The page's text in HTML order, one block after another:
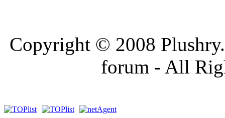
Copyright © 2008
forum - All